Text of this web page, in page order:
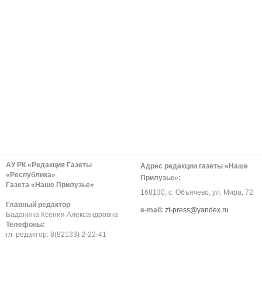
АУ РК «Редакция Газеты
«Республика»
Газета «Наше Прилузье»
Главный редактор
Баданина Ксения Александровна
Телефоны:
гл. редактор: 8(82133) 2-22-41
Адрес редакции газеты «Наше
Прилузье»:
168130, с. Объячево, ул. Мира, 72
е-mail: zt-press@yandex.ru